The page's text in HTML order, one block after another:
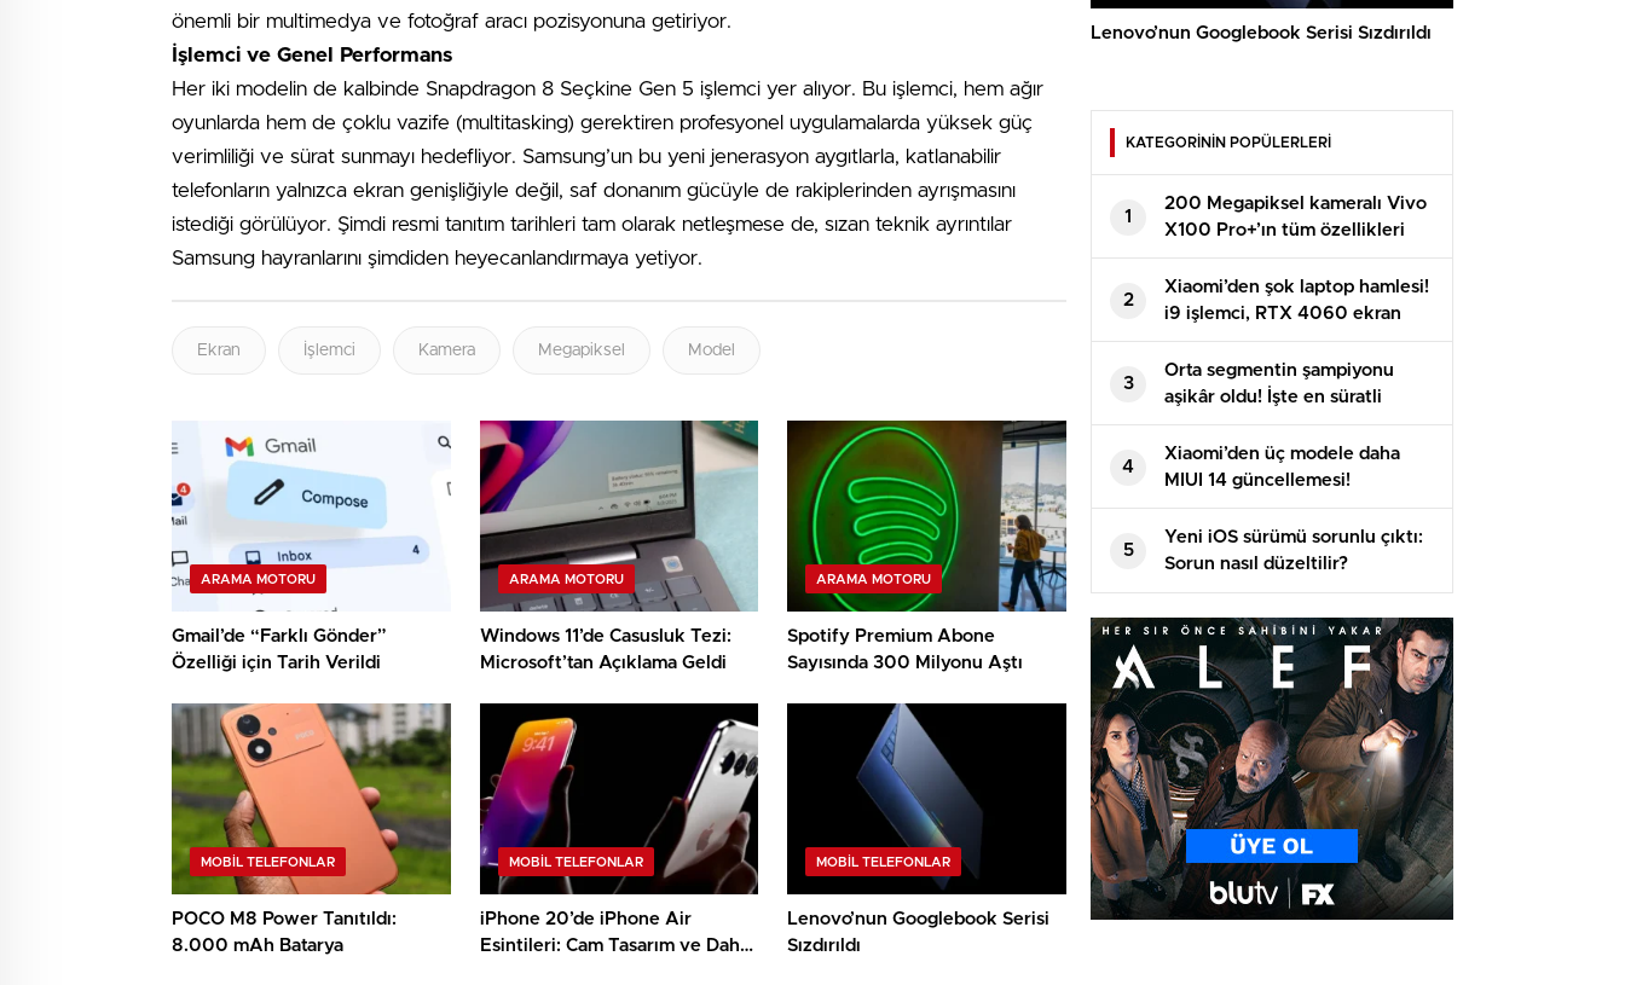
önemli bir multimedya ve fotoğraf aracı pozisyonuna getiriyor.
İşlemci ve Genel Performans
Her iki modelin de kalbinde Snapdragon 8 Seçkine Gen 5 işlemci yer alıyor. Bu işlemci, hem ağır
oyunlarda hem de çoklu vazife (multitasking) gerektiren profesyonel uygulamalarda yüksek güç
verimliliği ve sürat sunmayı hedefliyor. Samsung’un bu yeni jenerasyon aygıtlarla, katlanabilir
telefonların yalnızca ekran genişliğiyle değil, saf donanım gücüyle de rakiplerinden ayrışmasını
istediği görülüyor. Şimdi resmi tanıtım tarihleri tam olarak netleşmese de, sızan teknik ayrıntılar
Samsung hayranlarını şimdiden heyecanlandırmaya yetiyor.
Ekran İşlemci Kamera Megapiksel Model
ARAMA MOTORU
Gmail’de “Farklı Gönder”
Özelliği için Tarih Verildi
ARAMA MOTORU
Windows 11’de Casusluk Tezi:
Microsoft’tan Açıklama Geldi
ARAMA MOTORU
Spotify Premium Abone
Sayısında 300 Milyonu Aştı
MOBIL TELEFONLAR
POCO M8 Power Tanıtıldı:
8.000 mAh Batarya
MOBIL TELEFONLAR
iPhone 20’de iPhone Air
Esintileri: Cam Tasarım ve Daha
MOBIL TELEFONLAR
Lenovo’nun Googlebook Serisi
Sızdırıldı
Lenovo’nun Googlebook Serisi Sızdırıldı
KATEGORİNİN POPÜLERLERİ
1
200 Megapiksel kameralı Vivo
X100 Pro+’ın tüm özellikleri
sızdı!
2
Xiaomi’den şok laptop hamlesi!
i9 işlemci, RTX 4060 ekran
kartı ve dahası…
3
Orta segmentin şampiyonu
aşikâr oldu! İşte en süratli
Android telefonlar
4
Xiaomi’den üç modele daha
MIUI 14 güncellemesi!
5
Yeni iOS sürümü sorunlu çıktı:
Sorun nasıl düzeltilir?